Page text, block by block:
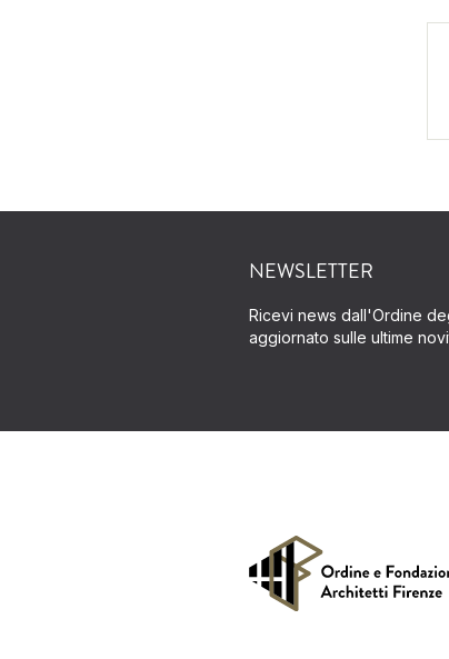
NEWSLETTER
Ricevi news dall'Ordine
aggiornato sulle ultime